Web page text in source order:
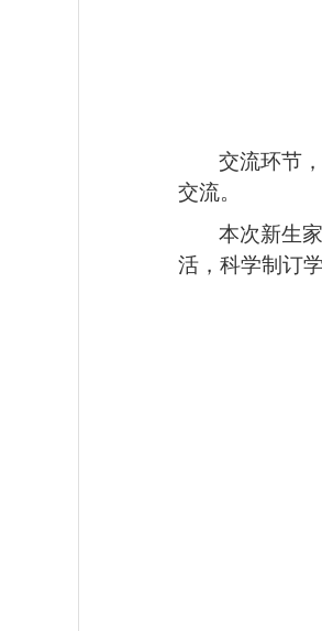
交流环节
交流。
本次新生
活，科学制订